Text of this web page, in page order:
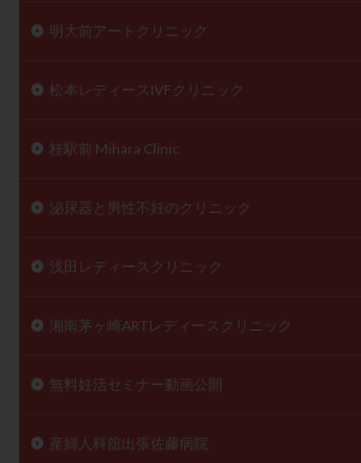
明大前アートクリニック
松本レディースIVFクリニック
桂駅前 Mihara Clinic
泌尿器と男性不妊のクリニック
浅田レディースクリニック
湘南茅ヶ崎ARTレディースクリニック
無料妊活セミナー動画公開
産婦人科舘出張佐藤病院